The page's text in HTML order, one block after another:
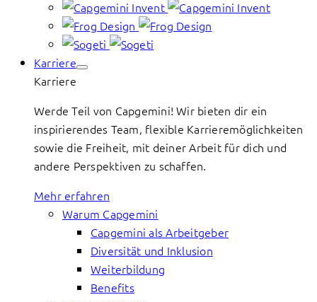
Karriere
Karriere
Werde Teil von Capgemini! Wir bieten dir ein
inspirierendes Team, flexible Karrieremöglichkeiten
sowie die Freiheit, mit deiner Arbeit für dich und
andere Perspektiven zu schaffen.
Mehr erfahren
Warum Capgemini
Capgemini als Arbeitgeber
Diversität und Inklusion
Weiterbildung
Benefits